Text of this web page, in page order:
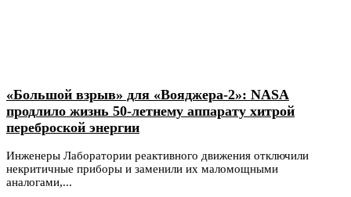
«Большой взрыв» для «Вояджера-2»: NASA
продлило жизнь 50-летнему аппарату хитрой
переброской энергии
Инженеры Лаборатории реактивного движения отключили
некритичные приборы и заменили их маломощными
аналогами,...